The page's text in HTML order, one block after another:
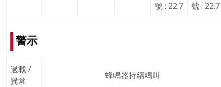
號 : 22.7
號 : 22.7
警示
過載 /
異常
蜂鳴器持續鳴叫